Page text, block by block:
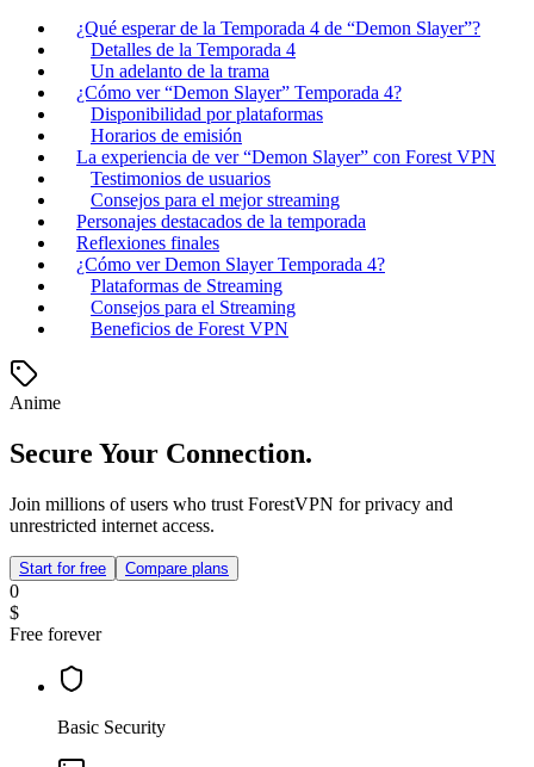
¿Qué esperar de la Temporada 4 de “Demon Slayer”?
Detalles de la Temporada 4
Un adelanto de la trama
¿Cómo ver “Demon Slayer” Temporada 4?
Disponibilidad por plataformas
Horarios de emisión
La experiencia de ver “Demon Slayer” con Forest VPN
Testimonios de usuarios
Consejos para el mejor streaming
Personajes destacados de la temporada
Reflexiones finales
¿Cómo ver Demon Slayer Temporada 4?
Plataformas de Streaming
Consejos para el Streaming
Beneficios de Forest VPN
Anime
Secure Your Connection.
Join millions of users who trust ForestVPN for privacy and
unrestricted internet access.
Start for free Compare plans
0
$
Free forever
Basic Security